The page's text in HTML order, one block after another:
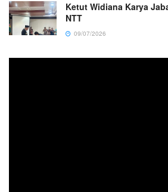
Ketut Widiana Karya
NTT
09/07/2026